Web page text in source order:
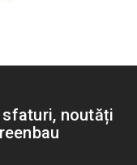
noutăți